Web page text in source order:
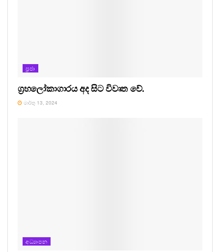
ප්‍රජා
ග්‍රහලෝකාගාරය අද සිට විවෘත වේ.
මාර්තු 13, 2024
අධ්‍යාපන